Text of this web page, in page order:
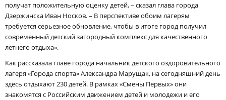
получат положительную оценку детей, – сказал глава города
Дзержинска Иван Носков. – В перспективе обоим лагерям
требуется серьезное обновление, чтобы в итоге город получил
современный детский загородный комплекс для качественного
летнего отдыха».
Как рассказала главе города начальник детского оздоровительного
лагеря «Города спорта» Александра Марущак, на сегодняшний день
здесь отдыхают 230 детей. В рамках «Смены Первых» они
знакомятся с Российским движением детей и молодежи и его